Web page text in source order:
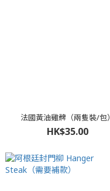
法國黃油雞髀（兩隻裝/包）
HK$35.00